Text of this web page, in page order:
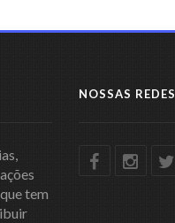
tem
NOSSAS REDES